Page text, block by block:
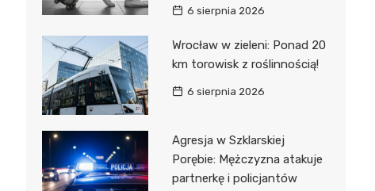
6 sierpnia 2026
Wrocław w zieleni: Ponad 20
km torowisk z roślinnością!
6 sierpnia 2026
Agresja w Szklarskiej
Porębie: Mężczyzna atakuje
partnerkę i policjantów